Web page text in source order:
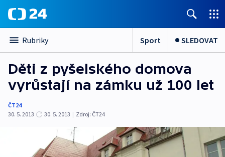
Rubriky Sport SLEDOVAT
Děti z pyšelského domova
vyrůstají na zámku už 100 let
ČT24
30. 5. 2013
30. 5. 2013 | Zdroj: ČT24